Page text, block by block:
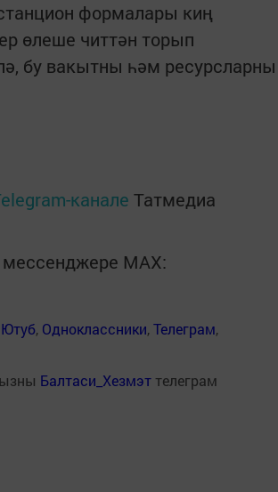
формалары киң
өлеше читтән торып
бу вакытны һәм ресурсларны
канале Татмедиа
мессенджере MАХ:
Ютуб, Одноклассники,Телеграм,
Балтаси_Хезмэт телеграм